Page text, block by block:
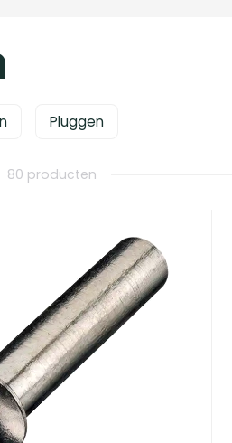
Pluggen
80 producten